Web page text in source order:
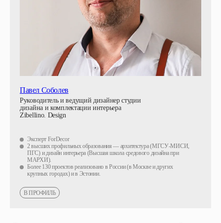
Павел Соболев
Руководитель и ведущий дизайнер студии
дизайна и комплектации интерьера
Zibellino. Design
Эксперт ForDecor
2 высших профильных образования — архитектура (МГСУ-МИСИ,
ПГС) и дизайн интерьера (Высшая школа средового дизайна при
МАРХИ).
Более 130 проектов реализовано в России (в Москве и других
крупных городах) и в Эстонии.
В ПРОФИЛЬ